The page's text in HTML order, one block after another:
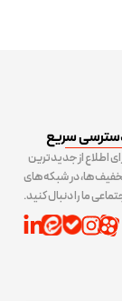
سریع
اطلاع از جدیدترین
ها، در شبکه های
ما را دنبال کنید.